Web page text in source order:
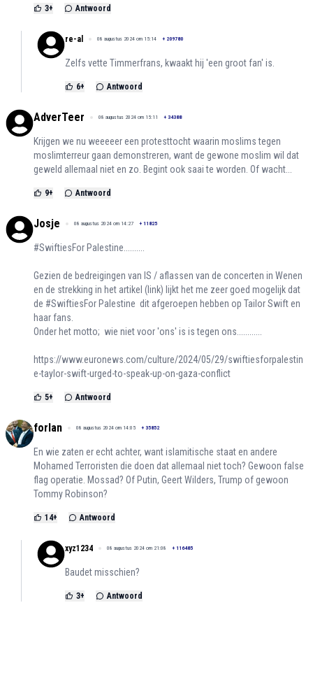
3+ Antwoord
re-al 08 augustus 2024 om 15:14 + 209780
Zelfs vette Timmerfrans, kwaakt hij 'een groot fan' is.
6+ Antwoord
AdverTeer 08 augustus 2024 om 15:11 + 34388
Krijgen we nu weeeeer een protesttocht waarin moslims tegen
moslimterreur gaan demonstreren, want de gewone moslim wil dat
geweld allemaal niet en zo. Begint ook saai te worden. Of wacht...
9+ Antwoord
Josje 08 augustus 2024 om 14:27 + 11825
#SwiftiesFor Palestine..........
Gezien de bedreigingen van IS / aflassen van de concerten in Wenen
en de strekking in het artikel (link) lijkt het me zeer goed mogelijk dat
de #SwiftiesFor Palestine dit afgeroepen hebben op Tailor Swift en
haar fans.
Onder het motto; wie niet voor 'ons' is is tegen ons............
https://www.euronews.com/culture/2024/05/29/swiftiesforpalestin
e-taylor-swift-urged-to-speak-up-on-gaza-conflict
5+ Antwoord
forlan 08 augustus 2024 om 14:05 + 35852
En wie zaten er echt achter, want islamitische staat en andere
Mohamed Terroristen die doen dat allemaal niet toch? Gewoon false
flag operatie. Mossad? Of Putin, Geert Wilders, Trump of gewoon
Tommy Robinson?
14+ Antwoord
xyz1234 08 augustus 2024 om 21:08 + 116485
Baudet misschien?
3+ Antwoord